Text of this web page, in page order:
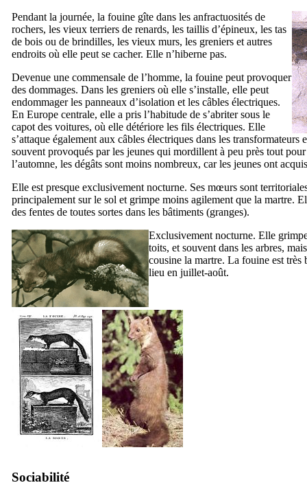
Pendant la journée, la fouine gîte dans les anfractuosités de
rochers, les vieux terriers de renards, les taillis d’épineux, les tas
de bois ou de brindilles, les vieux murs, les greniers et autres
endroits où elle peut se cacher. Elle n’hiberne pas.
Devenue une commensale de l’homme, la fouine peut provoquer
des dommages. Dans les greniers où elle s’installe, elle peut
endommager les panneaux d’isolation et les câbles électriques.
En Europe centrale, elle a pris l’habitude de s’abriter sous le
capot des voitures, où elle détériore les fils électriques. Elle
s’attaque également aux câbles électriques dans les transformateurs
souvent provoqués par les jeunes qui mordillent à peu près tout
l’automne, les dégâts sont moins nombreux, car les jeunes ont
Elle est presque exclusivement nocturne. Ses mœurs sont
principalement sur le sol et grimpe moins agilement que la martre.
des fentes de toutes sortes dans les bâtiments (granges).
Exclusivement nocturne. Elle
toits, et souvent dans les arbres,
cousine la martre. La fouine est
lieu en juillet-août.
Sociabilité